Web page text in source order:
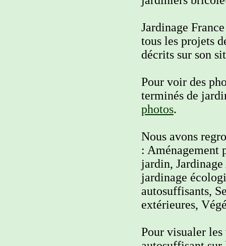
Jardinage
tous les projets
décrits sur son
Pour voir des
terminés de
photos.
Nous avons
: Aménagement
jardin,
jardinage
autosuffisants,
extérieures,
Pour visualer